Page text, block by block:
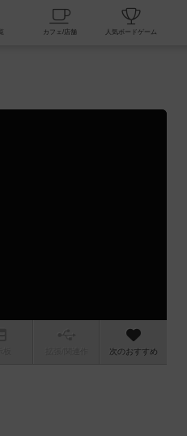
掲示板一覧 カフェ/店舗
次のおすすめ